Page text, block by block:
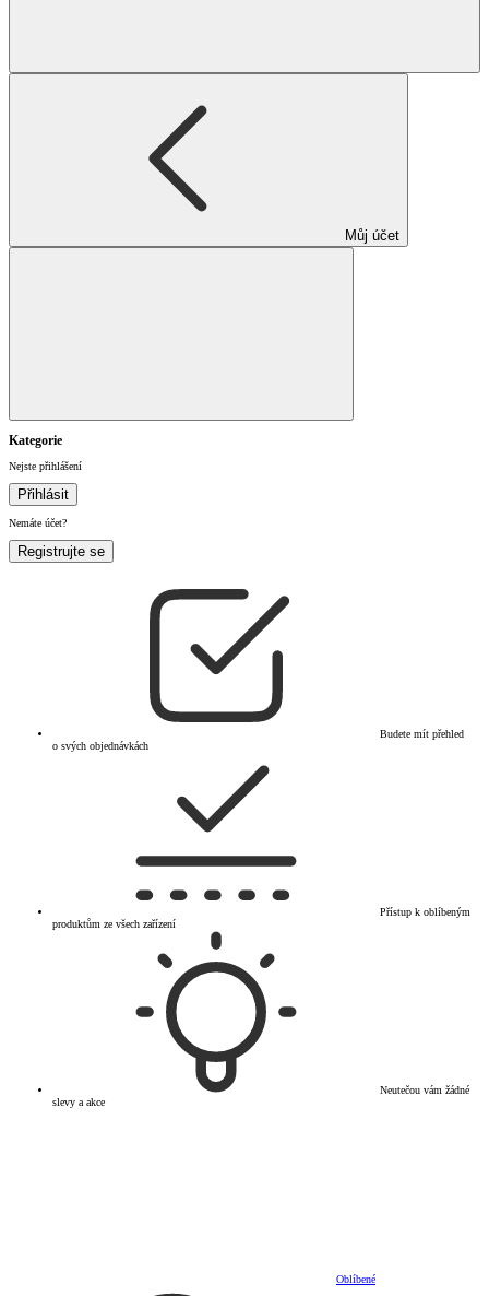
Můj účet
Kategorie
Nejste přihlášení
Přihlásit
Nemáte účet?
Registrujte se
Budete mít přehled
o svých objednávkách
Přístup k oblíbeným
produktům ze všech zařízení
Neutečou vám žádné
slevy a akce
Oblíbené